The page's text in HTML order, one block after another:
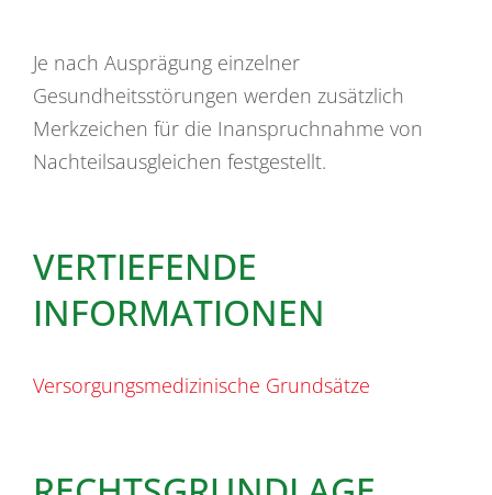
Je nach Ausprägung einzelner
Gesundheitsstörungen werden zusätzlich
Merkzeichen für die Inanspruchnahme von
Nachteilsausgleichen festgestellt.
VERTIEFENDE
INFORMATIONEN
Versorgungsmedizinische Grundsätze